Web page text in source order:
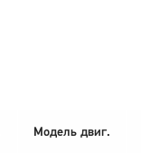
Модель двиг.